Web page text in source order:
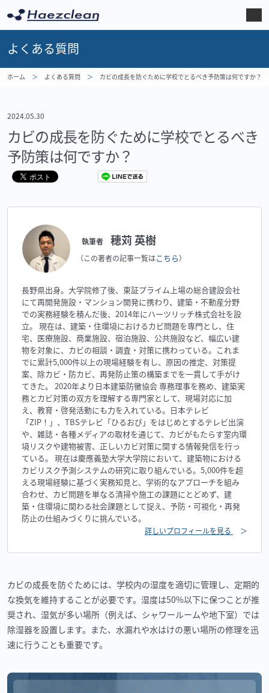
よくある質問
ホーム よくある質問 カビの成長を防ぐために学校でとるべき予防策は何ですか？
2024.05.30
カビの成長を防ぐために学校でとるべき
予防策は何ですか？
執筆者 穂苅 英樹
（この著者の記事一覧はこちら）
長野県出身。大学院修了後、東証プライム上場の総合建設会社
にて再開発施設・マンション開発に携わり、建築・不動産分野
での実務経験を積んだ後、2014年にハーツリッチ株式会社を設
立。 現在は、建築・住環境におけるカビ問題を専門とし、住
宅、医療施設、商業施設、宿泊施設、公共施設など、幅広い建
物を対象に、カビの相談・調査・対策に携わっている。これま
でに累計5,000件以上の現場経験を有し、原因の推定、対策提
案、除カビ・防カビ、再発防止策の構築までを一貫して手がけ
てきた。 2020年より日本建築防黴協会 専務理事を務め、建築実
務とカビ対策の双方を理解する専門家として、現場対応に加
え、教育・啓発活動にも力を入れている。日本テレビ
「ZIP！」、TBSテレビ「ひるおび」をはじめとするテレビ出演
や、雑誌・各種メディアの取材を通じて、カビがもたらす室内環
境リスクや建物被害、正しいカビ対策に関する情報発信を行っ
ている。 現在は慶應義塾大学大学院において、建築物における
カビリスク予測システムの研究に取り組んでいる。5,000件を超
える現場経験に基づく実務知見と、学術的なアプローチを組み
合わせ、カビ問題を単なる清掃や施工の課題にとどめず、建
築・住環境に関わる社会課題として捉え、予防・可視化・再発
防止の仕組みづくりに挑んでいる。
詳しいプロフィールを見る ＞
カビの成長を防ぐためには、学校内の湿度を適切に管理し、定期的
な換気を維持することが必要です。湿度は50%以下に保つことが推
奨され、湿気が多い場所（例えば、シャワールームや地下室）では
除湿器を設置します。また、水漏れや水はけの悪い場所の修理を迅
速に行うことも重要です。